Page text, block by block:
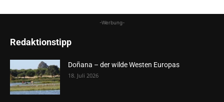
-Werbung-
Redaktionstipp
Doñana – der wilde Westen Europas
18. Juli 2026